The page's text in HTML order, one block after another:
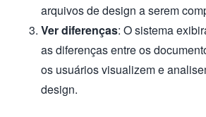
arquivos de design a serem
Ver diferenças: O sistema
as diferenças entre os
os usuários visualizem e
design.